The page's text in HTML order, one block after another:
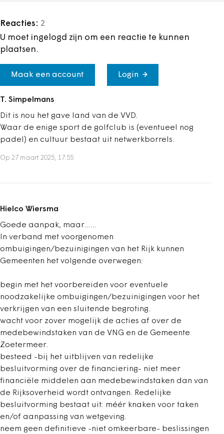
Reacties: 2
U moet ingelogd zijn om een reactie te kunnen
plaatsen.
Maak een account Login
T. Simpelmans
Dit is nou het gave land van de VVD.
Waar de enige sport de golfclub is (eventueel nog
padel) en cultuur bestaat uit netwerkborrels.
Op 27 maart 2025, 17:55
Hielco Wiersma
Goede aanpak, maar......
In verband met voorgenomen
ombuigingen/bezuinigingen van het Rijk kunnen
Gemeenten het volgende overwegen:
begin met het voorbereiden voor eventuele
noodzakelijke ombuigingen/bezuinigingen voor het
verkrijgen van een sluitende begroting.
wacht voor zover mogelijk de acties af over de
medebewindstaken van de VNG en de Gemeente
Zoetermeer.
besteed -bij het uitblijven van redelijke
besluitvorming over de financiering- niet meer
financiële middelen aan medebewindstaken dan van
de Rijksoverheid wordt ontvangen. Redelijke
besluitvorming bestaat uit: méér knaken voor taken
en/of aanpassing van wetgeving.
neem geen definitieve -niet omkeerbare- beslissingen